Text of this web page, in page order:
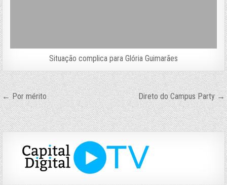
Situação complica para Glória Guimarães
Navegação
de
Post
← Por mérito Direto do Campus Party →